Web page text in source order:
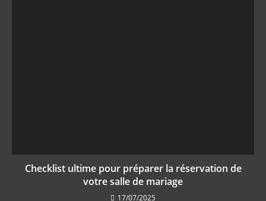
Checklist ultime pour préparer la réservation de
votre salle de mariage
17/07/2025